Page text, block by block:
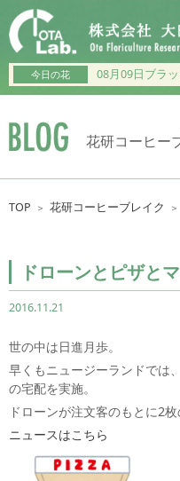
今日の花 08月09日ブラ
花研コーヒー
TOP ＞ 花研コーヒーブレイク ＞
ドローンとピザと
2016.11.21
世の中は日進月歩。
早くもニュージーランドでは
の宅配を実施。
ドローンが注文客のもとに2
ニュースはこちら